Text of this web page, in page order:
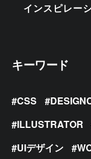
インスピレー
キーワード
CSS
ILLUSTRATOR
UIデザイン